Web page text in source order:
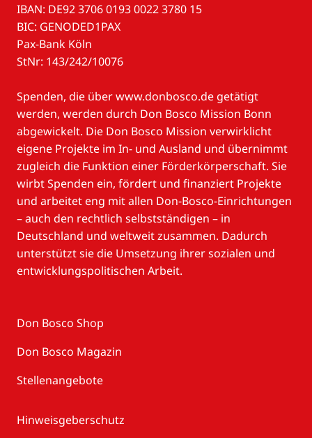
IBAN: DE92 3706 0193 0022 3780 15
BIC: GENODED1PAX
Pax-Bank Köln
StNr: 143/242/10076
Spenden, die über www.donbosco.de getätigt
werden, werden durch Don Bosco Mission Bonn
abgewickelt. Die Don Bosco Mission verwirklicht
eigene Projekte im In- und Ausland und übernimmt
zugleich die Funktion einer Förderkörperschaft. Sie
wirbt Spenden ein, fördert und finanziert Projekte
und arbeitet eng mit allen Don-Bosco-Einrichtungen
– auch den rechtlich selbstständigen – in
Deutschland und weltweit zusammen. Dadurch
unterstützt sie die Umsetzung ihrer sozialen und
entwicklungspolitischen Arbeit.
Don Bosco Shop
Don Bosco Magazin
Stellenangebote
Hinweisgeberschutz